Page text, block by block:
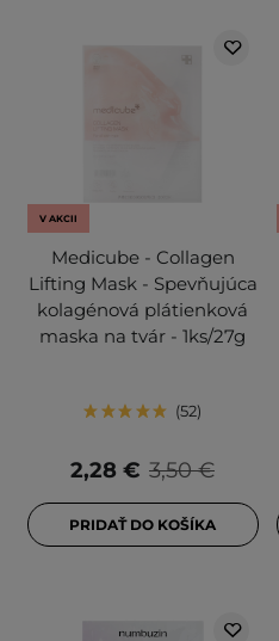
V AKCII
Medicube - Collagen
Lifting Mask - Spevňujúca
kolagénová plátienková
maska na tvár - 1ks/27g
52
3,50 €
2,28 €
PRIDAŤ DO KOŠÍKA